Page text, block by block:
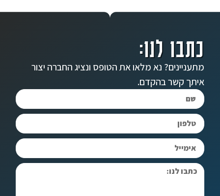
כתבו לנו:
מתעניינים? נא מלאו את הטופס ונציג החברה יצור
איתך קשר בהקדם.